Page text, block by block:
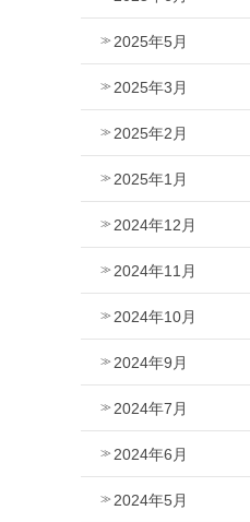
2025年5月
2025年3月
2025年2月
2025年1月
2024年12月
2024年11月
2024年10月
2024年9月
2024年7月
2024年6月
2024年5月